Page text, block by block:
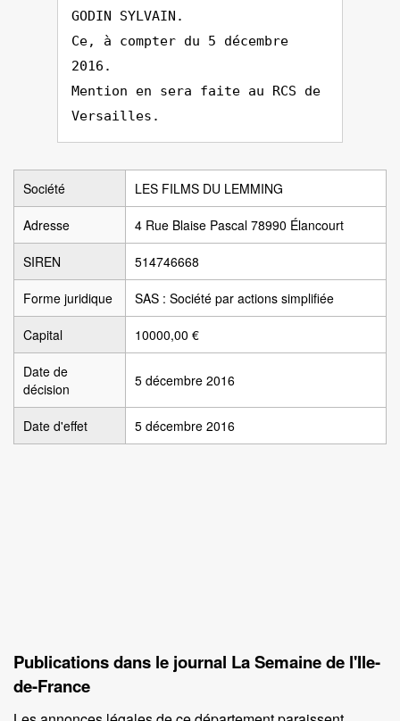
GODIN SYLVAIN.
Ce, à compter du 5 décembre
2016.
Mention en sera faite au RCS de
Versailles.
Société LES FILMS DU LEMMING
Adresse 4 Rue Blaise Pascal 78990 Élancourt
SIREN 514746668
Forme juridique SAS : Société par actions simplifiée
Capital 10000,00 €
Date de
décision
5 décembre 2016
Date d'effet 5 décembre 2016
Publications dans le journal La Semaine de l'Ile-
de-France